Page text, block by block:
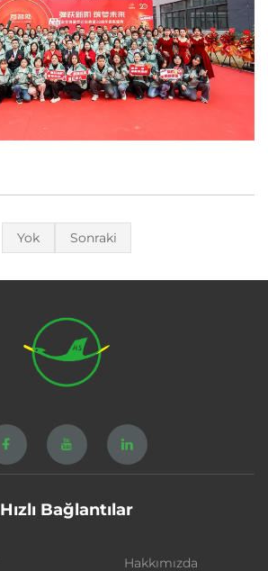
Yok Sonraki
Hızlı Bağlantılar
Hakkımızda